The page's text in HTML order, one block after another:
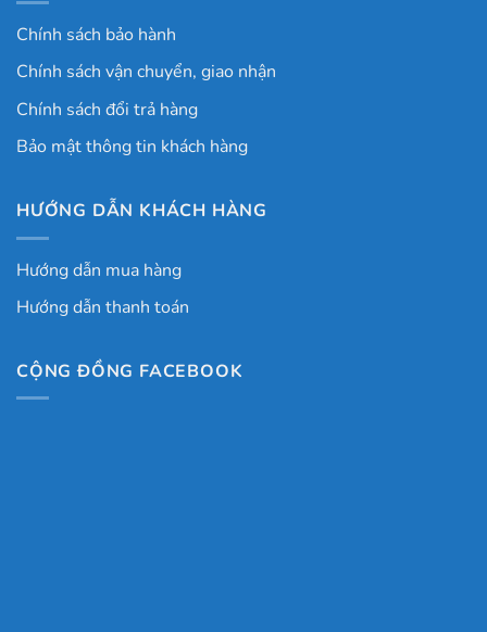
Chính sách bảo hành
Chính sách vận chuyển, giao nhận
Chính sách đổi trả hàng
Bảo mật thông tin khách hàng
HƯỚNG DẪN KHÁCH HÀNG
Hướng dẫn mua hàng
Hướng dẫn thanh toán
CỘNG ĐỒNG FACEBOOK